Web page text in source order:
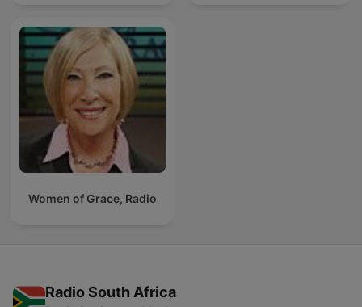
Women of Grace, Radio
Radio South Africa